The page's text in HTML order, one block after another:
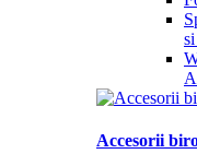
Accesorii